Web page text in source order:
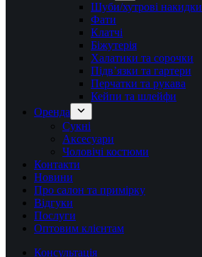
Шуби/хутрові накидки
Фати
Клатчі
Біжутерія
Халатики та сорочки
Підвʼязки та гартери
Перчатки та рукава
Кейпи та шлейфи
Оренда
Сукні
Аксесуари
Чоловічі костюми
Контакти
Новини
Про салон та примірку
Відгуки
Послуги
Оптовим клієнтам
Консультація